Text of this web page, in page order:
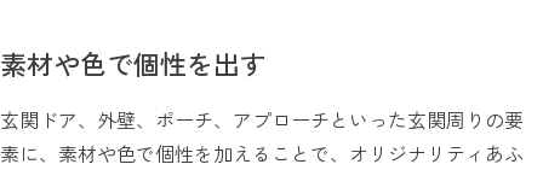
素材や色で個性を出す
玄関ドア、外壁、ポーチ、アプローチといった玄関周りの要
素に、素材や色で個性を加えることで、オリジナリティあふ